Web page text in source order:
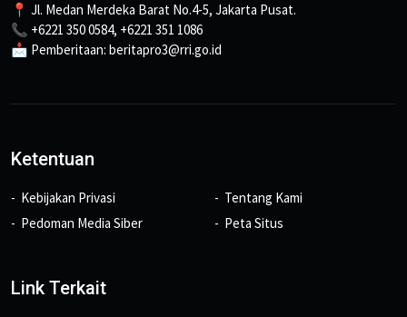
📍 Jl. Medan Merdeka Barat No.4-5, Jakarta Pusat.
📞 +6221 350 0584, +6221 351 1086
📩 Pemberitaan: beritapro3@rri.go.id
Ketentuan
Kebijakan Privasi
Pedoman Media Siber
Tentang Kami
Peta Situs
Link Terkait